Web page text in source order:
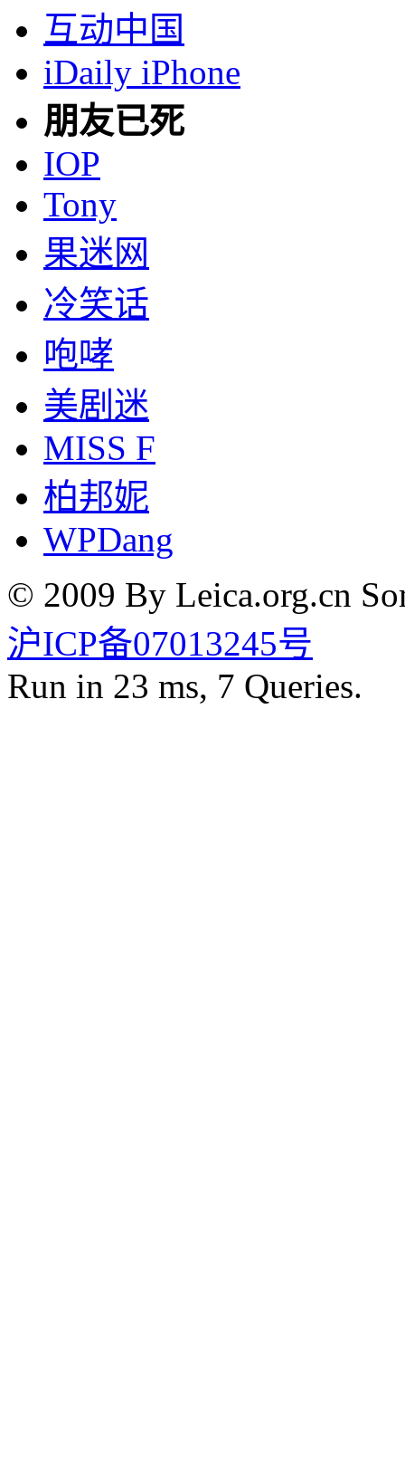
互动中国
iDaily iPhone
朋友已死
IOP
Tony
果迷网
冷笑话
咆哮
美剧迷
MISS F
柏邦妮
WPDang
© 2009 By Leica.org.cn
沪ICP备07013245号
Run in 23 ms, 7 Queries.